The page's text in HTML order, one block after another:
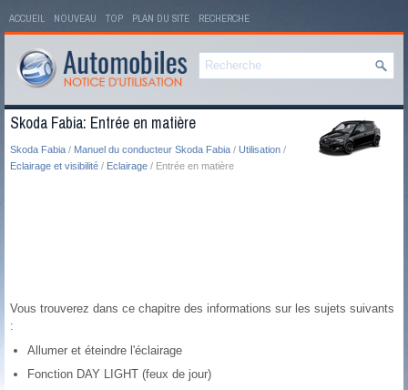
ACCUEIL NOUVEAU TOP PLAN DU SITE RECHERCHE
Skoda Fabia: Entrée en matière
Skoda Fabia / Manuel du conducteur Skoda Fabia / Utilisation /
Eclairage et visibilité / Eclairage / Entrée en matière
Vous trouverez dans ce chapitre des informations sur les sujets suivants
:
Allumer et éteindre l'éclairage
Fonction DAY LIGHT (feux de jour)